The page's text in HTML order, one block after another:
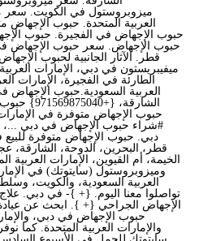
ميزوبروستول في الكويت. سعر
العربية المتحدة. حبوب
حبوب الإجهاض في الفجيرة. حبوب
حبوب الإجهاض. سعر حبوب الإجهاض
قطر. الآثار الجانبية لحبوب
ميفيبريستون في دبي، الإمارات
الطارئة في الفجيرة، الإمارات
العربية السعودية.حبوب
الشارقة،
حبوب الإجهاض متوفرة في
#شراء حبوب الإجهاض في دبي
دبي. حبوب الإجهاض متوفرة
قطر، البحرين، الدوحة، الشارقة،
الخيمة، أم القيوين، الإمارات
وميزوبروستول (سايتوتك) في
العربية السعودية، والكويت،
تواصلوا معنا اليوم. {+ }- في دبي.
الإجهاض الجراحي {+ }. ابحث عن
حبوب الإجهاض في دبي،
والإمارات العربية المتحدة. كما